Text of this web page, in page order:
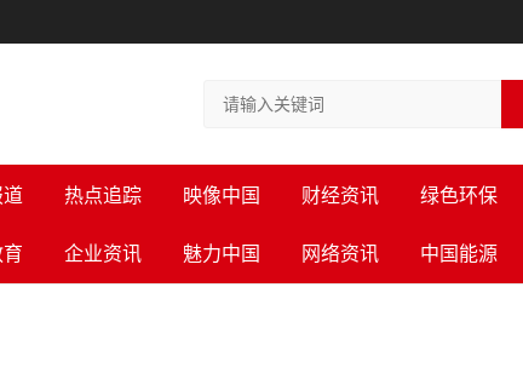
热点追踪 映像中国 财经资讯 绿色环保
育 企业资讯 魅力中国 网络资讯 中国能源